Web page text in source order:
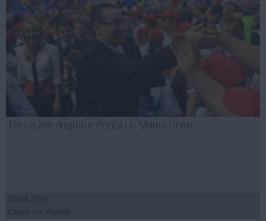
De ce are dreptate Ponta cu Marea Unire
30 oct, 2014